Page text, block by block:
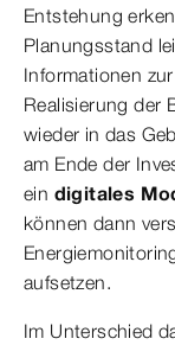
Entstehung
Planungsstand
Informationen
Realisierung der
wieder in das
am Ende der
ein digitales
können dann
aufsetzen.
Im Unterschied